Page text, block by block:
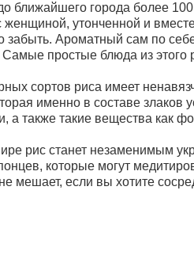
города более
утонченной и
забыть. Ароматный сам по
Самые простые блюда из
сортов риса имеет
именно в составе злаков
а также такие вещества как
рис станет незаменимым
которые могут
мешает, если вы хотите